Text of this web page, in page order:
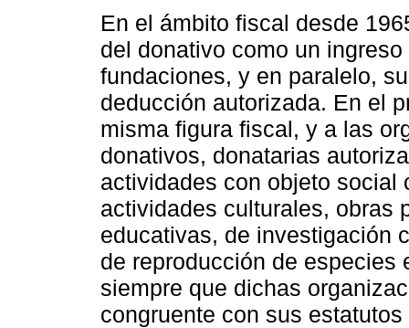
En el ámbito fiscal desde
del donativo como un
fundaciones, y en paralelo,
deducción autorizada. En el
misma figura fiscal, y a las
donativos, donatarias
actividades con objeto social
actividades culturales, obras
educativas, de investigación
de reproducción de especies
siempre que dichas
congruente con sus